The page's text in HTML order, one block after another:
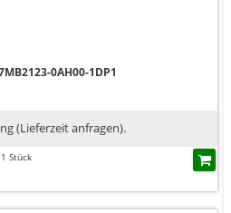
0AH00-1DP1
(Lieferzeit anfragen).
Stück